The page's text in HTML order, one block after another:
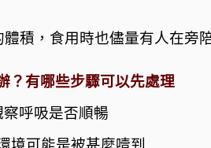
積，食用時也儘量有人在旁
？有哪些步驟可以先處理
察呼吸是否順暢
境可能是被甚麼噎到